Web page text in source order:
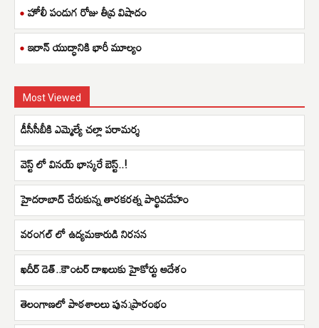
హోలీ పండుగ రోజు తీవ్ర విషాదం
ఇరాన్ యుద్ధానికి భారీ మూల్యం
Most Viewed
డీసీసీబీకి ఎమ్మెల్యే చల్లా పరామర్శ
వెస్ట్ లో వినయ్ భాస్కరే బెస్ట్..!
హైదరాబాద్ చేరుకున్న తారకరత్న పార్థివదేహం
వరంగల్ లో ఉద్యమకారుడి నిరసన
ఖదీర్ డెత్..కౌంటర్ దాఖలుకు హైకోర్టు ఆదేశం
తెలంగాణలో పాఠశాలలు పున:ప్రారంభం